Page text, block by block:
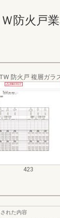
Ｗ防火戸
防火戸 複層ガラ
423
れた内容